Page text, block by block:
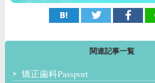
関連記事一覧
矯正歯科Passport